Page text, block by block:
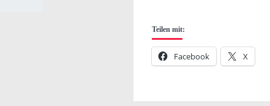
Teilen mit:
Facebook X